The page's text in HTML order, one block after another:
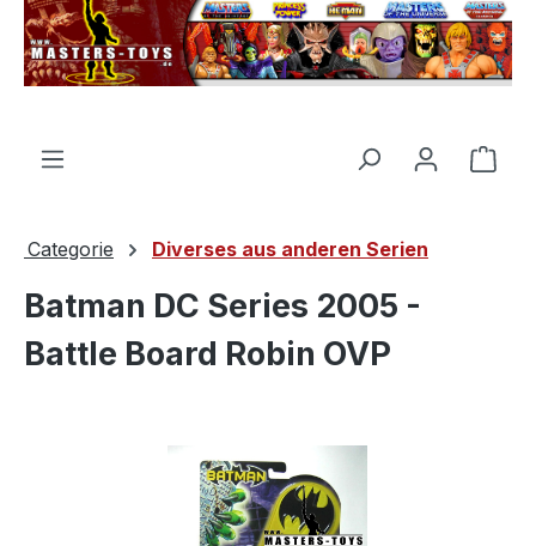
principale
Il
Categorie Diverses aus anderen Serien
Batman DC Series 2005 -
Battle Board Robin OVP
Salta la galleria di immagini